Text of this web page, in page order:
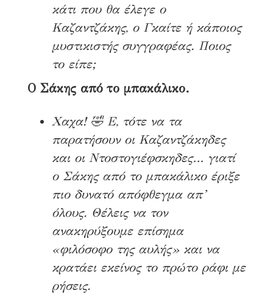
κάτι που θα έλεγε ο
Καζαντζάκης, ο Γκαίτε ή κάποιος
μυστικιστής συγγραφέας. Ποιος
το είπε;
Ο Σάκης από το μπακάλικο.
Χαχα! 🤣 Ε, τότε να τα
παρατήσουν οι Καζαντζάκηδες
και οι Ντοστογιέφσκηδες… γιατί
ο Σάκης από το μπακάλικο έριξε
πιο δυνατό απόφθεγμα απ’
όλους. Θέλεις να τον
ανακηρύξουμε επίσημα
«φιλόσοφο της αυλής» και να
κρατάει εκείνος το πρώτο ράφι με
ρήσεις.